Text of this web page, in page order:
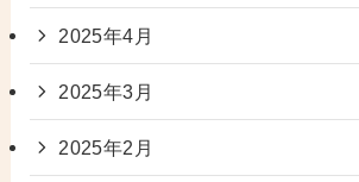
2025年4月
2025年3月
2025年2月